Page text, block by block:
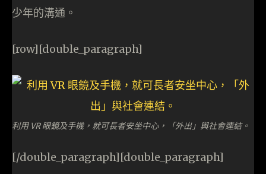
少年的溝通。
[row][double_paragraph]
利用 VR 眼鏡及手機，就可長者安坐中心，「外出」與社會連結。
[/double_paragraph][double_paragraph]